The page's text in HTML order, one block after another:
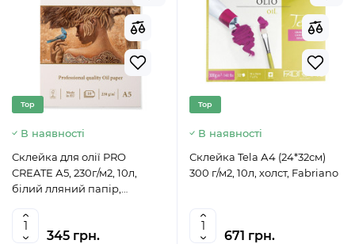
Top
В наявності
Склейка для олії PRO
CREATE А5, 230г/м2, 10л,
білий лляний папір,
345 грн.
Top
В наявності
Склейка Tela А4 (24*32см)
300 г/м2, 10л, холст, Fabriano
671 грн.